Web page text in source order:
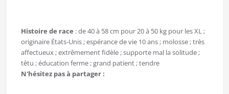
Histoire de race : de 40 à 58 cm pour 20 à 50 kg pour les XL ;
originaire États-Unis ; espérance de vie 10 ans ; molosse ; très
affectueux ; extrêmement fidèle ; supporte mal la solitude ;
têtu ; éducation ferme ; grand patient ; tendre
N'hésitez pas à partager :